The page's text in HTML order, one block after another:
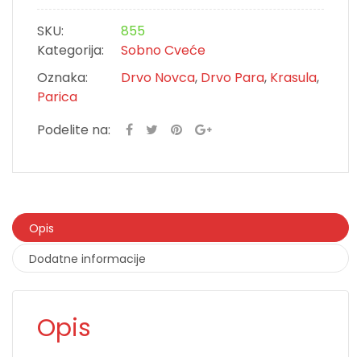
SKU:
855
Kategorija:
Sobno Cveće
Oznaka:
Drvo Novca, Drvo Para, Krasula,
Parica
Podelite na:
Opis
Dodatne informacije
Opis